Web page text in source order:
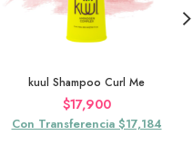
kuul Shampoo Curl Me
$17,900
Con Transferencia $17,184